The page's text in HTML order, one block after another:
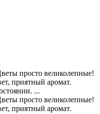
просто великолепные!
приятный аромат.
...
просто великолепные!
приятный аромат.